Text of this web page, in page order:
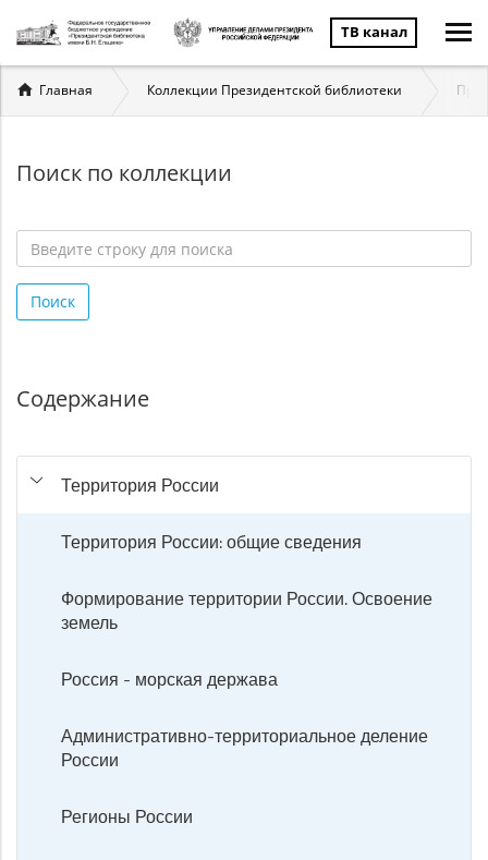
ТВ канал
Вы
здесь
Главная Коллекции Президентской библиотеки
Поиск по коллекции
строку
для
Поиск
Содержание
Территория России
Территория России: общие сведения
Формирование территории России. Освоение
земель
Россия - морская держава
Административно-территориальное деление
России
Регионы России